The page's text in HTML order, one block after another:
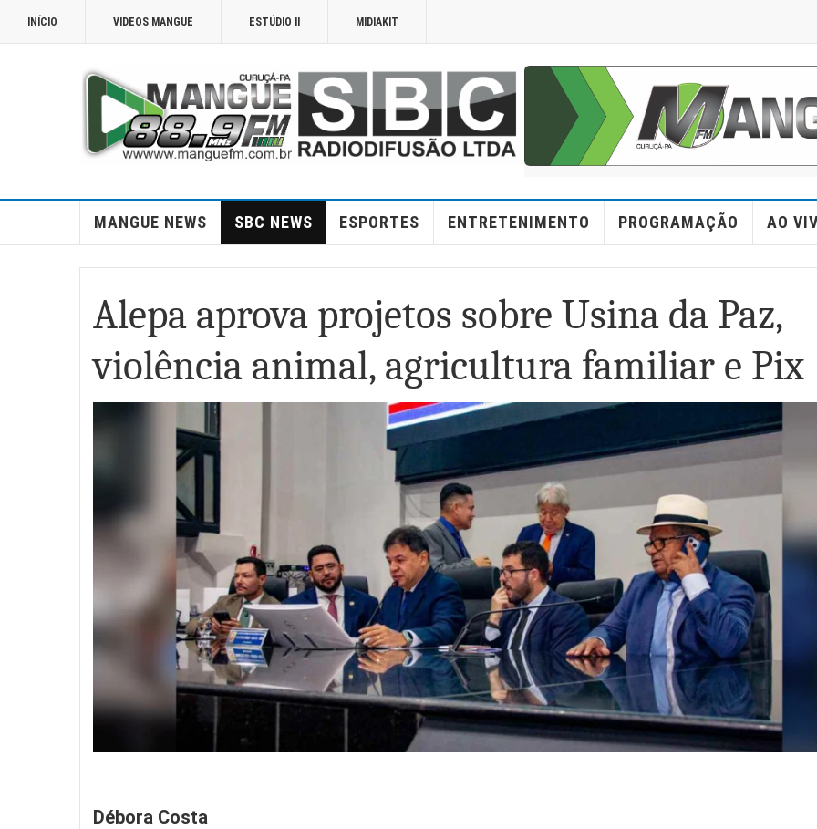
INÍCIO VIDEOS MANGUE ESTÚDIO II MIDIAKIT
MANGUE NEWS SBC NEWS ESPORTES ENTRETENIMENTO PROGRAMAÇÃO AO
Alepa aprova projetos sobre Usina da Paz,
violência animal, agricultura familiar e Pix
Débora Costa